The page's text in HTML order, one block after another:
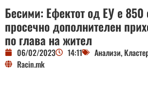
Бесими: Ефектот од ЕУ е 850
просечно дополнителен
по глава на жител
06/02/2023 14:11 Анализи,
Racin.mk